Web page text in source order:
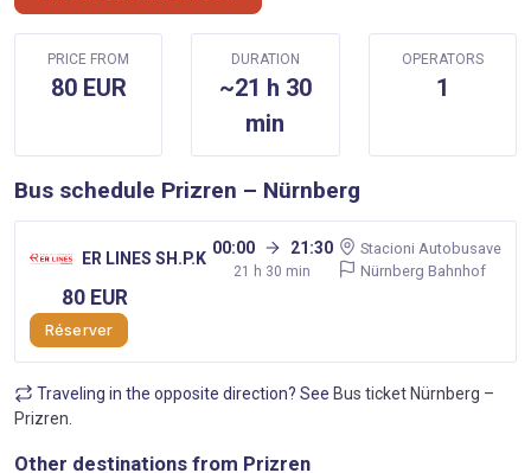
PRICE FROM
80 EUR
DURATION
~21 h 30
min
OPERATORS
1
Bus schedule Prizren – Nürnberg
ER LINES SH.P.K
00:00 21:30
21 h 30 min
Stacioni Autobusave
Nürnberg Bahnhof
80 EUR
Réserver
Traveling in the opposite direction? See Bus ticket Nürnberg –
Prizren
Other destinations from Prizren